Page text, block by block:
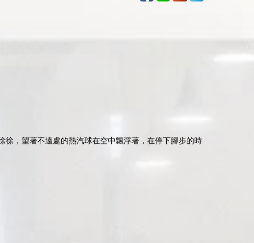
徐，望著不遠處的熱汽球在空中飄浮著，在停下腳步的時